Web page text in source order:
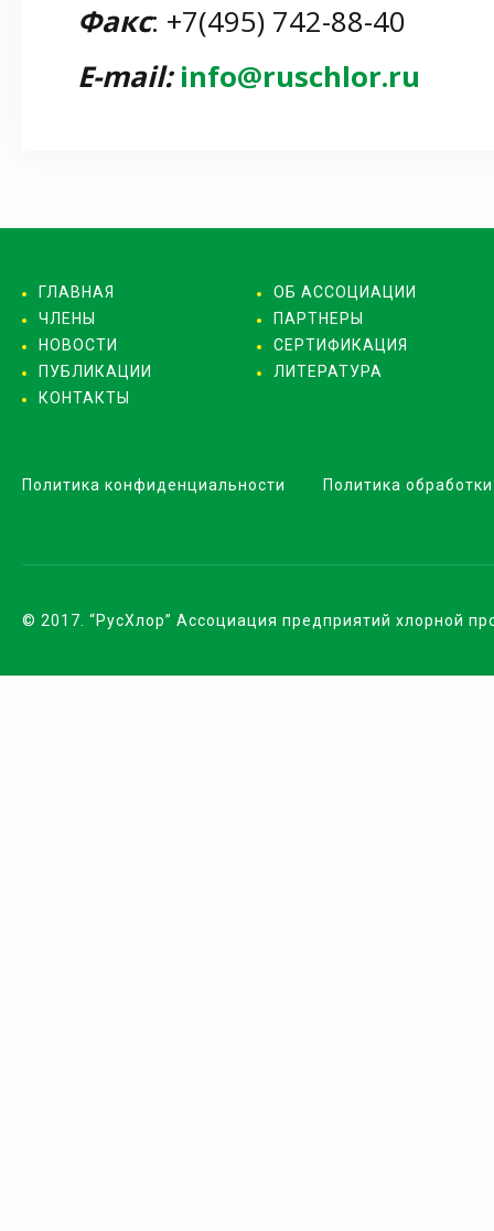
Факс: +7(495) 742-88-40
E-mail: info@ruschlor.ru
ГЛАВНАЯ
ОБ АССОЦИАЦИИ
ЧЛЕНЫ
ПАРТНЕРЫ
НОВОСТИ
СЕРТИФИКАЦИЯ
ПУБЛИКАЦИИ
ЛИТЕРАТУРА
КОНТАКТЫ
Политика конфиденциальности Политика
© 2017. “РусХлор” Ассоциация предприятий хлорной